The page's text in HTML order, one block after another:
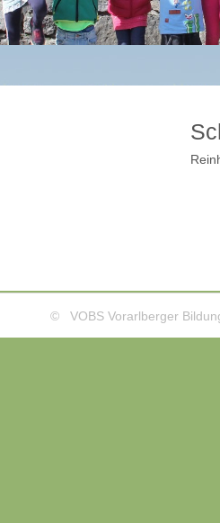
© VOBS Vorarlberger